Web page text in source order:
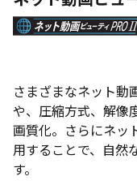
さまざまなネット動
や、圧縮方式、解像
画質化。さらにネッ
用することで、自然
す。